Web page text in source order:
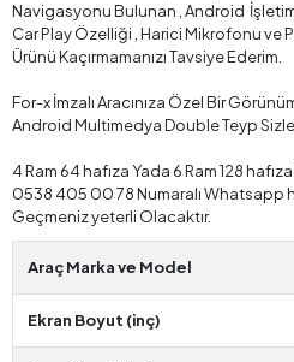
Navigasyonu Bulunan , Android
Car Play Özelliği , Harici Mikrofonu ve
Ürünü Kaçırmamanızı Tavsiye Ederim.
For-x İmzalı Aracınıza Özel Bir
Android Multimedya Double Teyp
4 Ram 64 hafıza Yada 6 Ram 128
0538 405 00 78 Numaralı Whatsapp
Geçmeniz yeterli Olacaktır.
Araç Marka ve Model
Ekran Boyut (inç)